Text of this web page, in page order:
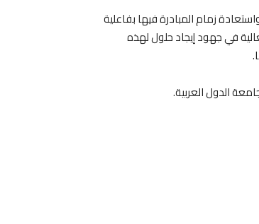
زمام المبادرة فيها بفاعلية
في جهود إيجاد حلول لهذه
الدول العربية.